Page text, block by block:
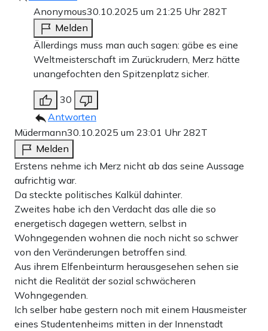
Anonymous30.10.2025 um 21:25 Uhr 282T
Melden
Ällerdings muss man auch sagen: gäbe es eine
Weltmeisterschaft im Zurückrudern, Merz hätte
unangefochten den Spitzenplatz sicher.
30
Antworten
Müdermann30.10.2025 um 23:01 Uhr 282T
Melden
Erstens nehme ich Merz nicht ab das seine Aussage
aufrichtig war.
Da steckte politisches Kalkül dahinter.
Zweites habe ich den Verdacht das alle die so
energetisch dagegen wettern, selbst in
Wohngegenden wohnen die noch nicht so schwer
von den Veränderungen betroffen sind.
Aus ihrem Elfenbeinturm herausgesehen sehen sie
nicht die Realität der sozial schwächeren
Wohngegenden.
Ich selber habe gestern noch mit einem Hausmeister
eines Studentenheims mitten in der Innenstadt